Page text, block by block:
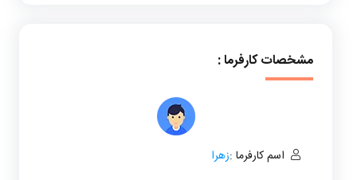
مشخصات کارفرما :
اسم کارفرما :زهرا